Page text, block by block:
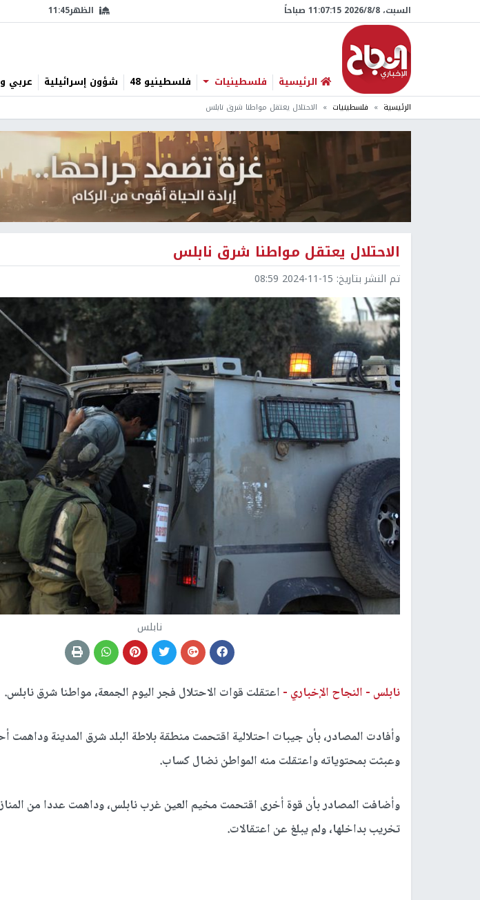
السبت، 8/‏8/‏2026 11:07:16 صباحاً الظهر11:45
الرئيسية فلسطينيات فلسطينيو 48 شؤون إسرائيلية عربي
الرئيسية فلسطينيات الاحتلال يعتقل مواطنا شرق نابلس
الاحتلال يعتقل مواطنا شرق نابلس
تم النشر بتاريخ: 2024-11-15 08:59
نابلس
نابلس - النجاح الإخباري - اعتقلت قوات الاحتلال فجر اليوم الجمعة، مواطنا شرق نابلس.
وأفادت المصادر، بأن جيبات احتلالية اقتحمت منطقة بلاطة البلد شرق المدينة وداهمت
وعبثت بمحتوياته واعتقلت منه المواطن نضال كساب.
وأضافت المصادر بأن قوة أخرى اقتحمت مخيم العين غرب نابلس، وداهمت عددا من
تخريب بداخلها، ولم يبلغ عن اعتقالات.